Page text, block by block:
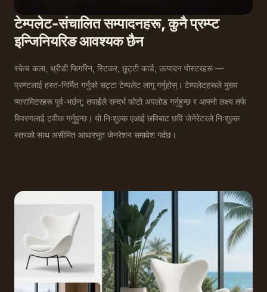
टेम्पलेट-संचालित सम्पादनहरू, कुनै प्रम्प्ट
इन्जिनियरिङ आवश्यक छैन
स्केच कला, थ्रीडी फिगरिन, स्टिकर, छुट्टी कार्ड, उत्पादन पोस्टरहरू —
प्रम्प्टलाई हस्त-निर्मित गर्नुको सट्टा टेम्पलेट लागू गर्नुहोस्। टेम्पलेटहरूले मुख्य
प्यारामिटरहरू पूर्व-भर्छन्; तपाईंले सन्दर्भ फोटो अपलोड गर्नुहुन्छ र आफ्नो लक्ष्य तर्फ
विवरणलाई ट्वीक गर्नुहुन्छ। यो निःशुल्क एआई छविबाट छवि जेनेरेटरले निःशुल्क
स्तरको साथ असीमित आधारभूत जेनरेशन समावेश गर्दछ।